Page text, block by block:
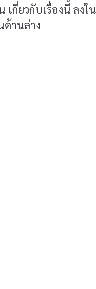
เกี่ยวกับเรื่องนี้ ลงใน
ด้านล่าง